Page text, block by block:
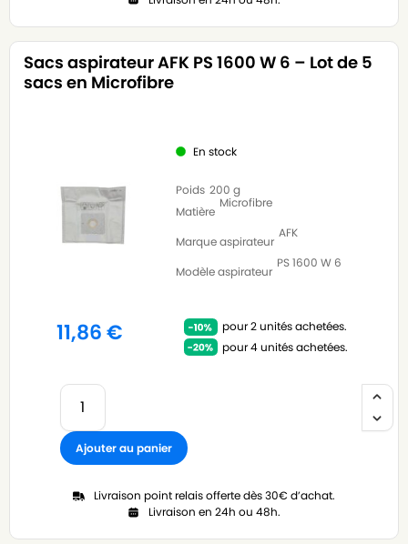
Sacs aspirateur AFK PS 1600 W 6 – Lot de 5
sacs en Microfibre
En stock
Poids 200 g
Matière
Microfibre
Marque aspirateur
AFK
Modèle aspirateur
PS 1600 W 6
11,86€
pour 2 unités achetées.
pour 4 unités achetées.
Ajouter au panier
Livraison point relais offerte dès 30€ d’achat.
Livraison en 24h ou 48h.